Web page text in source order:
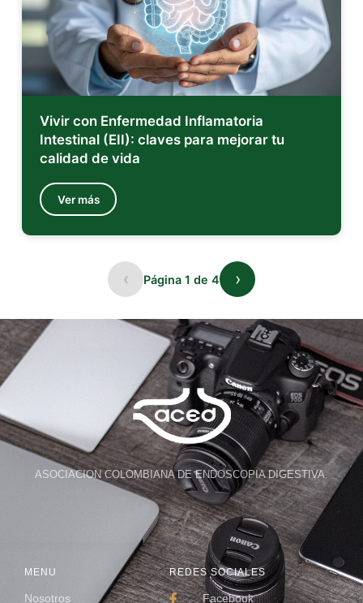
Vivir con Enfermedad Inflamatoria
Intestinal (EII): claves para mejorar tu
calidad de vida
Ver más
‹ Página 1 de 4 ›
REDES SOCIALES
Facebook
MENU
Nosotros
ASOCIACION COLOMBIANA DE ENDOSCOPIA DIGESTIVA.